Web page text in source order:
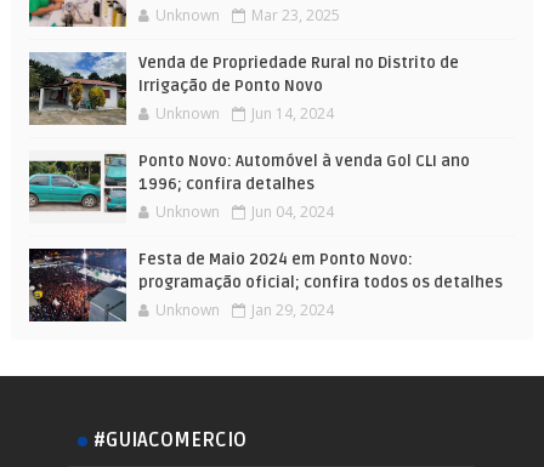
Unknown Mar 23, 2025
Venda de Propriedade Rural no Distrito de
Irrigação de Ponto Novo
Unknown Jun 14, 2024
Ponto Novo: Automóvel à venda Gol CLI ano
1996; confira detalhes
Unknown Jun 04, 2024
Festa de Maio 2024 em Ponto Novo:
programação oficial; confira todos os detalhes
Unknown Jan 29, 2024
#GUIACOMERCIO